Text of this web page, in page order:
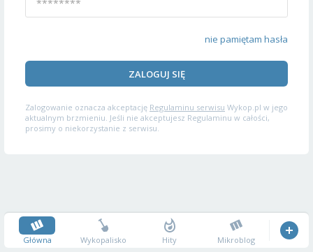
nie pamiętam hasła
ZALOGUJ SIĘ
Zalogowanie oznacza akceptację Regulaminu serwisu Wykop.pl w jego
aktualnym brzmieniu. Jeśli nie akceptujesz Regulaminu w całości,
prosimy o niekorzystanie z serwisu.
Główna Wykopalisko Hity Mikroblog